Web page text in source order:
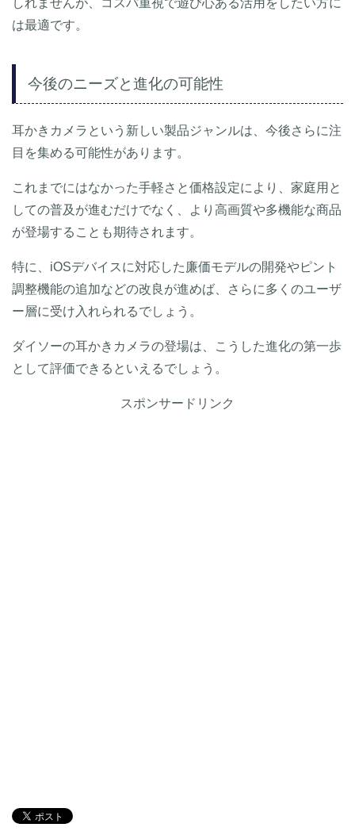
は最適です。
今後のニーズと進化の可能性
耳かきカメラという新しい製品ジャンルは、今後さらに注
目を集める可能性があります。
これまでにはなかった手軽さと価格設定により、家庭用と
しての普及が進むだけでなく、より高画質や多機能な商品
が登場することも期待されます。
特に、iOSデバイスに対応した廉価モデルの開発やピント
調整機能の追加などの改良が進めば、さらに多くのユーザ
ー層に受け入れられるでしょう。
ダイソーの耳かきカメラの登場は、こうした進化の第一歩
として評価できるといえるでしょう。
スポンサードリンク